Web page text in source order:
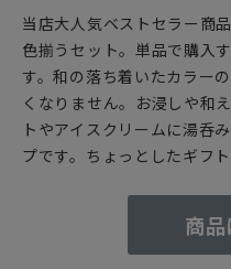
当店大人気ベストセラー商
色揃うセット。単品で購入
す。和の落ち着いたカラー
くなりません。お浸しや和
トやアイスクリームに湯呑
プです。ちょっとしたギフ
商